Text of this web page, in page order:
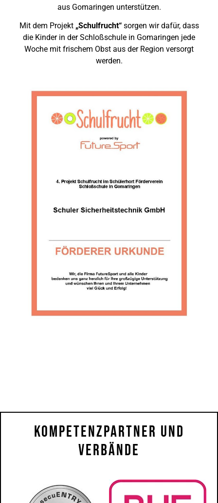
aus Gomaringen unterstützen.
Mit dem Projekt „Schulfrucht“sorgen wir dafür, dass
die Kinder in der Schloßschule in Gomaringen jede
Woche mit frischem Obst aus der Region versorgt
werden.
Kompetenzpartner Und
Verbände